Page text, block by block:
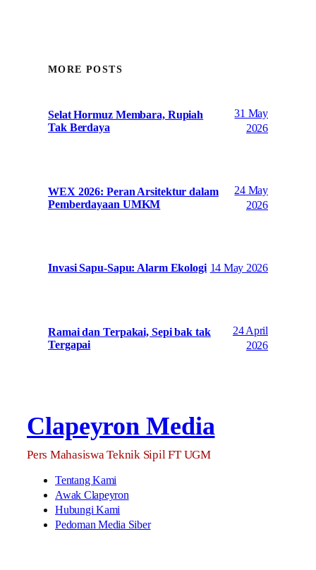
MORE POSTS
Selat Hormuz Membara, Rupiah
Tak Berdaya
31 May
2026
WEX 2026: Peran Arsitektur dalam
Pemberdayaan UMKM
24 May
2026
Invasi Sapu-Sapu: Alarm Ekologi 14 May 2026
Ramai dan Terpakai, Sepi bak tak
Tergapai
24 April
2026
Clapeyron Media
Pers Mahasiswa Teknik Sipil FT UGM
Tentang Kami
Awak Clapeyron
Hubungi Kami
Pedoman Media Siber